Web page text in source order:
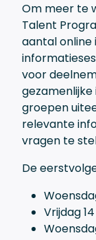
Om meer te
Talent
aantal online
voor
groepen
relevante
vragen te
De
Vrijdag